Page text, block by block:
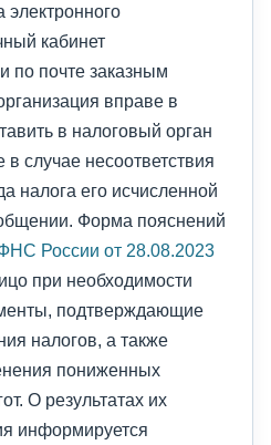
электронного
кабинет
по почте заказным
вправе в
в налоговый орган
случае несоответствия
налога его исчисленной
Форма пояснений
России от 28.08.2023
при необходимости
подтверждающие
налогов, а также
пониженных
О результатах их
информируется